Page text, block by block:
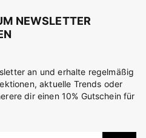
NEWSLETTER
an und erhalte regelmäßig
aktuelle Trends oder
dir einen 10% Gutschein für